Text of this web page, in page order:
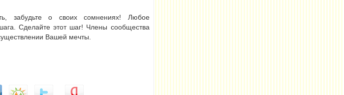
забудьте о своих сомнениях! Любое
Сделайте этот шаг! Члены сообщества
Вашей мечты.